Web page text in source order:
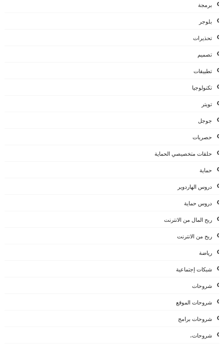
برمجة
بلوجر
تحذيرات
تصميم
تطبيقات
تكنولوجيا
تويتر
جوجل
حصريات
حلقات متخصيصي الحماية
حماية
دروس الهاردوير
دروس حماية
ربح المال من الانترنت
ربح من الانترنت
رياضة
شبكات إجتماعية
شروحات
شروحات الموقع
شروحات برامج
شروحات،